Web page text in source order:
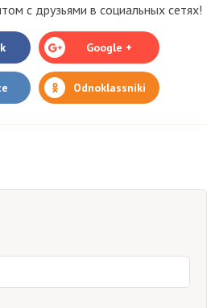
с друзьями в социальных сетях!
Google +
Odnoklassniki